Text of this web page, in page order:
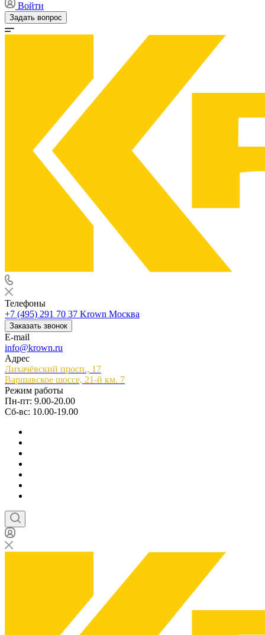
Войти
Задать вопрос
Телефоны
+7 (495) 291 70 37 Krown Москва
Заказать звонок
E-mail
info@krown.ru
Адрес
Лихачёвский просп., 17
Варшавское шоссе, 21-й км. 7
Режим работы
Пн-пт: 9.00-20.00
Сб-вс: 10.00-19.00